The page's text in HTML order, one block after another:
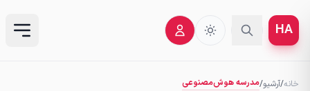
HA
خانه/آرشیو/مدرسه هوش‌مصنوعی